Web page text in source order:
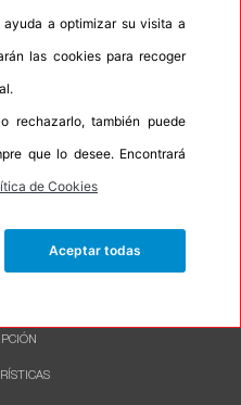
a optimizar su visita a
las cookies para recoger
rechazarlo, también puede
que lo desee. Encontrará
de Cookies
Aceptar todas